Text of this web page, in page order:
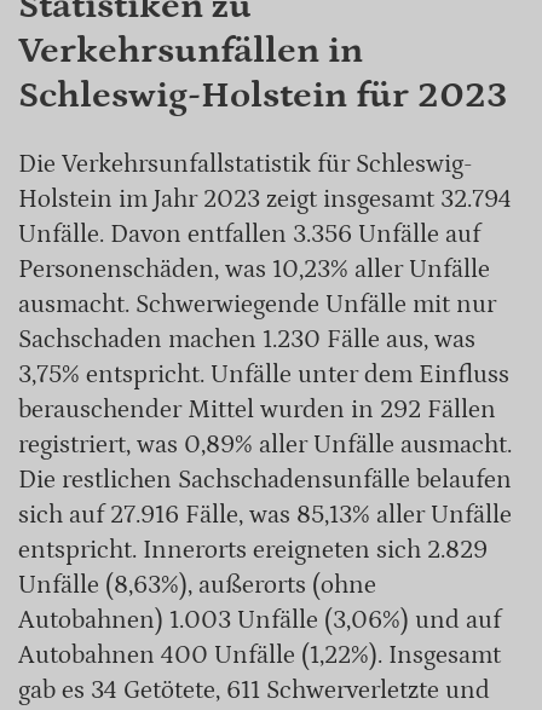
Verkehrsunfällen in
Schleswig-Holstein für 2023
Die Verkehrsunfallstatistik für Schleswig-
Holstein im Jahr 2023 zeigt insgesamt 32.794
Unfälle. Davon entfallen 3.356 Unfälle auf
Personenschäden, was 10,23% aller Unfälle
ausmacht. Schwerwiegende Unfälle mit nur
Sachschaden machen 1.230 Fälle aus, was
3,75% entspricht. Unfälle unter dem Einfluss
berauschender Mittel wurden in 292 Fällen
registriert, was 0,89% aller Unfälle ausmacht.
Die restlichen Sachschadensunfälle belaufen
sich auf 27.916 Fälle, was 85,13% aller Unfälle
entspricht. Innerorts ereigneten sich 2.829
Unfälle (8,63%), außerorts (ohne
Autobahnen) 1.003 Unfälle (3,06%) und auf
Autobahnen 400 Unfälle (1,22%). Insgesamt
gab es 34 Getötete, 611 Schwerverletzte und